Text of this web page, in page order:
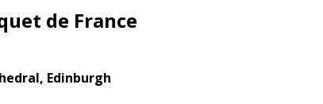
de France
Edinburgh